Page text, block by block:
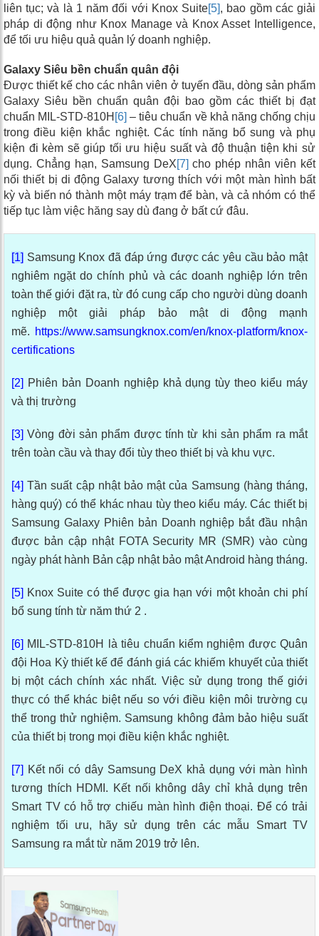
liên tục; và là 1 năm đối với Knox Suite[5], bao gồm các giải
pháp di động như Knox Manage và Knox Asset Intelligence,
để tối ưu hiệu quả quản lý doanh nghiệp.
Galaxy Siêu bền chuẩn quân đội
Được thiết kế cho các nhân viên ở tuyến đầu, dòng sản phẩm
Galaxy Siêu bền chuẩn quân đội bao gồm các thiết bị đạt
chuẩn MIL-STD-810H [6] – tiêu chuẩn về khả năng chống chịu
trong điều kiện khắc nghiệt. Các tính năng bổ sung và phụ
kiện đi kèm sẽ giúp tối ưu hiệu suất và độ thuận tiện khi sử
dụng. Chẳng hạn, Samsung DeX[7] cho phép nhân viên kết
nối thiết bị di động Galaxy tương thích với một màn hình bất
kỳ và biến nó thành một máy trạm để bàn, và cả nhóm có thể
tiếp tục làm việc hăng say dù đang ở bất cứ đâu.
[1] Samsung Knox đã đáp ứng được các yêu cầu bảo mật
nghiêm ngặt do chính phủ và các doanh nghiệp lớn trên
toàn thế giới đặt ra, từ đó cung cấp cho người dùng doanh
nghiệp một giải pháp bảo mật di động mạnh
mẽ. https://www.samsungknox.com/en/knox-platform/knox-
certifications
[2] Phiên bản Doanh nghiệp khả dụng tùy theo kiểu máy
và thị trường
[3] Vòng đời sản phẩm được tính từ khi sản phẩm ra mắt
trên toàn cầu và thay đổi tùy theo thiết bị và khu vực.
[4] Tần suất cập nhật bảo mật của Samsung (hàng tháng,
hàng quý) có thể khác nhau tùy theo kiểu máy. Các thiết bị
Samsung Galaxy Phiên bản Doanh nghiệp bắt đầu nhận
được bản cập nhật FOTA Security MR (SMR) vào cùng
ngày phát hành Bản cập nhật bảo mật Android hàng tháng.
[5] Knox Suite có thể được gia hạn với một khoản chi phí
bổ sung tính từ năm thứ 2 .
[6] MIL-STD-810H là tiêu chuẩn kiểm nghiệm được Quân
đội Hoa Kỳ thiết kế để đánh giá các khiếm khuyết của thiết
bị một cách chính xác nhất. Việc sử dụng trong thế giới
thực có thể khác biệt nếu so với điều kiện môi trường cụ
thể trong thử nghiệm. Samsung không đảm bảo hiệu suất
của thiết bị trong mọi điều kiện khắc nghiệt.
[7] Kết nối có dây Samsung DeX khả dụng với màn hình
tương thích HDMI. Kết nối không dây chỉ khả dụng trên
Smart TV có hỗ trợ chiếu màn hình điện thoại. Để có trải
nghiệm tối ưu, hãy sử dụng trên các mẫu Smart TV
Samsung ra mắt từ năm 2019 trở lên.